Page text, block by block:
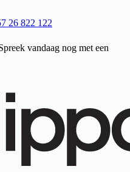
26 822 122
vandaag nog met een